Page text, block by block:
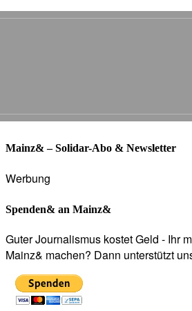
Mainz& – Solidar-Abo & Newsletter
Werbung
Spenden& an Mainz&
Guter Journalismus kostet Geld - Ihr
Mainz& machen? Dann unterstützt